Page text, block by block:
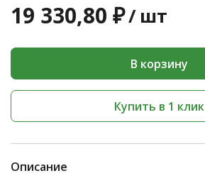
19 330,80 ₽/ шт
В корзину
Купить в 1 клик
Описание